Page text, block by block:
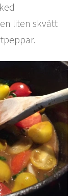
liten skvätt